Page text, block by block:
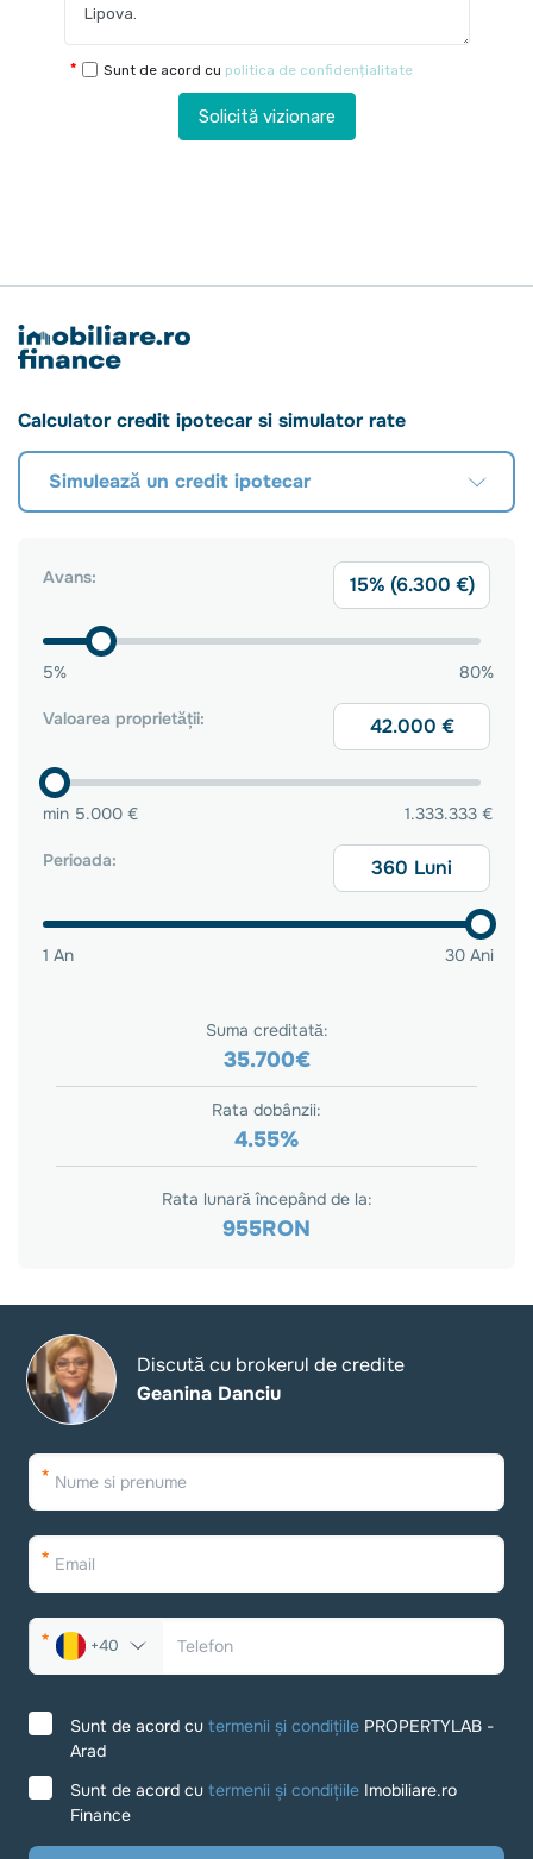
Sunt de acord cu politica de confidențialitate
Solicită vizionare